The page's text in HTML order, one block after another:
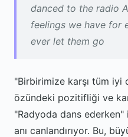
danced to the radio
feelings we have for
ever let them go
"Birbirimize karşı tüm
özündeki pozitifliği ve
"Radyoda dans
anı canlandırıyor. Bu,